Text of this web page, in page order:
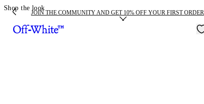
JOIN THE COMMUNITY AND GET 10% OFF YOUR FIRST ORDER
Shop the look